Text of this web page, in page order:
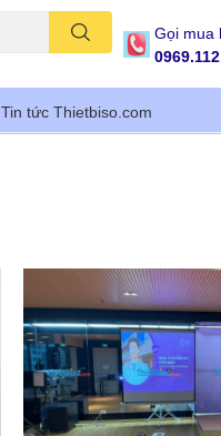
Gọi mua
Tin tức Thietbiso.com